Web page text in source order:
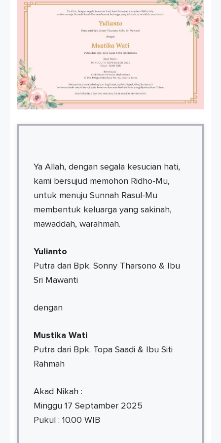
Ya Allah, dengan segala kesucian hati,
kami bersujud memohon Ridho-Mu,
untuk menuju Sunnah Rasul-Mu
membentuk keluarga yang sakinah,
mawaddah, warahmah.
Yulianto
Putra dari Bpk. Sonny Tharsono & Ibu
Sri Mawanti
dengan
Mustika Wati
Putra dari Bpk. Topa Saadi & Ibu Siti
Rahmah
Akad Nikah :
Minggu 17 Septamber 2025
Pukul : 10.00 WIB